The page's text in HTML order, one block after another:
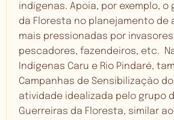
indígenas. Apoia, por exemplo, o
da Floresta no planejamento de
mais pressionadas por
pescadores, fazendeiros, etc.
Indígenas Caru e Rio Pindaré,
Campanhas de Sensibilização
atividade idealizada pelo grupo
Guerreiras da Floresta, similar